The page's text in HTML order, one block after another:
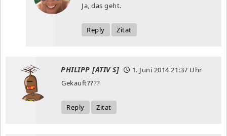
Ja, das geht.
Reply Zitat
PHILIPP [ATIV S] 1. Juni 201421:37 Uhr
Gekauft????
Reply Zitat